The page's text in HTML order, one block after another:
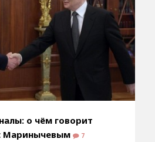
о чём говорит
Маринычевым
7